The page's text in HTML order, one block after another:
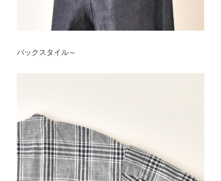
バックスタイル～